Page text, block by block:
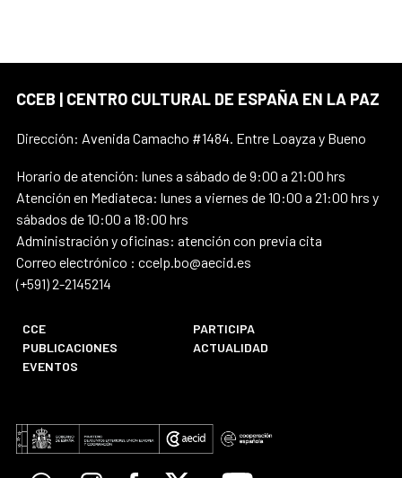
CCEB | CENTRO CULTURAL DE ESPAÑA EN LA PAZ
Dirección: Avenida Camacho #1484. Entre Loayza y Bueno
Horario de atención: lunes a sábado de 9:00 a 21:00 hrs
Atención en Mediateca: lunes a viernes de 10:00 a 21:00 hrs y
sábados de 10:00 a 18:00 hrs
Administración y oficinas: atención con previa cita
Correo electrónico : ccelp.bo@aecid.es
(+591) 2-2145214
CCE
PARTICIPA
PUBLICACIONES
ACTUALIDAD
EVENTOS